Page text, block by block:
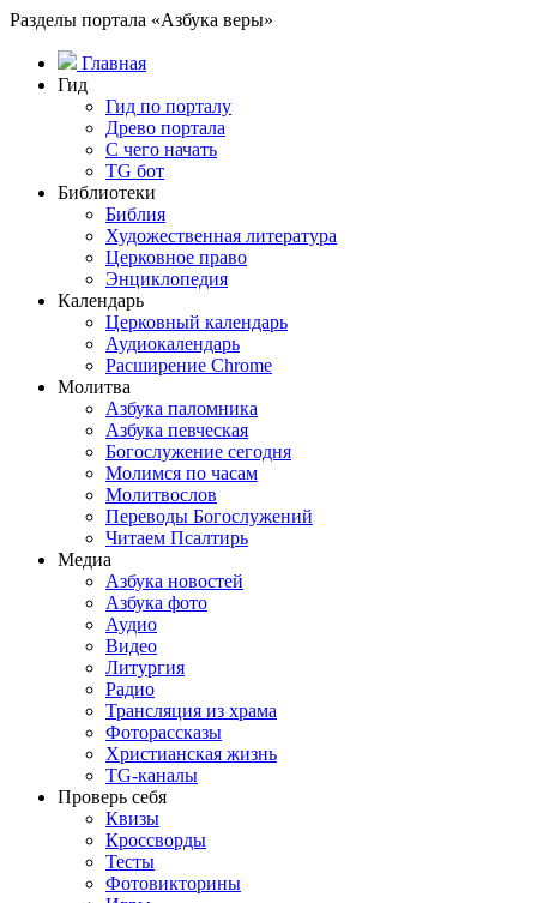
Разделы портала «Азбука веры»
Главная
Гид
Гид по порталу
Древо портала
С чего начать
TG бот
Библиотеки
Библия
Художественная литература
Церковное право
Энциклопедия
Календарь
Церковный календарь
Аудиокалендарь
Расширение Chrome
Молитва
Азбука паломника
Азбука певческая
Богослужение сегодня
Молимся по часам
Молитвослов
Переводы Богослужений
Читаем Псалтирь
Медиа
Азбука новостей
Азбука фото
Аудио
Видео
Литургия
Радио
Трансляция из храма
Фоторассказы
Христианская жизнь
TG-каналы
Проверь себя
Квизы
Кроссворды
Тесты
Фотовикторины